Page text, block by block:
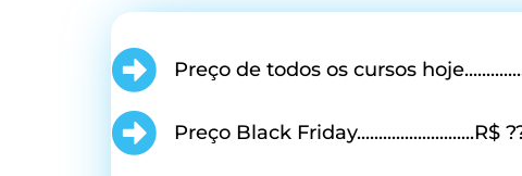
Preço de todos os cursos
Preço Black Friday...........................R$